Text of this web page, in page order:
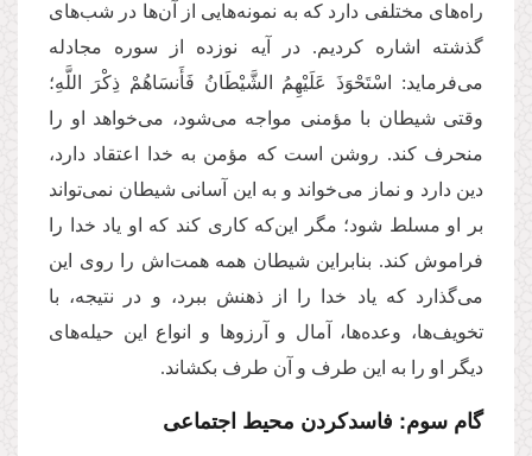
راه‌های مختلفی دارد که به نمونه‌هایی از آن‌ها در شب‌های
گذشته اشاره کردیم. در آیه نوزده از سوره مجادله
می‌فرماید: اسْتَحْوَذَ عَلَیْهِمُ الشَّیْطَانُ فَأَنسَاهُمْ ذِكْرَ اللَّهِ؛
وقتی شیطان با مؤمنی مواجه می‌شود، می‌خواهد او را
منحرف کند. روشن است که مؤمن به خدا اعتقاد دارد،
دین دارد و نماز می‌خواند و به این آسانی شیطان نمی‌تواند
بر او مسلط شود؛ مگر این‌که کاری کند که او یاد خدا را
فراموش کند. بنابراین شیطان همه همت‌اش را روی این
می‌گذارد که یاد خدا را از ذهنش ببرد، و در نتیجه، با
تخویف‌ها، وعده‌ها، آمال و آرزوها و انواع این حیله‌های
دیگر او را به این طرف و آن طرف بکشاند.
گام سوم: فاسدکردن محیط اجتماعی